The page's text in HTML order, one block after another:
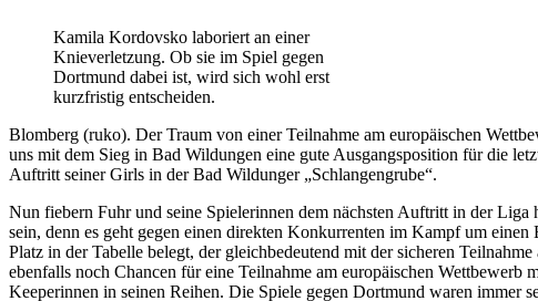
Kamila Kordovsko laboriert an einer
Knieverletzung. Ob sie im Spiel gegen
Dortmund dabei ist, wird sich wohl erst
kurzfristig entscheiden.
Blomberg (ruko). Der Traum von einer Teilnahme am europäischen
uns mit dem Sieg in Bad Wildungen eine gute Ausgangsposition für die
Auftritt seiner Girls in der Bad Wildunger „Schlangengrube“.
Nun fiebern Fuhr und seine Spielerinnen dem nächsten Auftritt in der
sein, denn es geht gegen einen direkten Konkurrenten im Kampf um
Platz in der Tabelle belegt, der gleichbedeutend mit der sicheren
ebenfalls noch Chancen für eine Teilnahme am europäischen
Keeperinnen in seinen Reihen. Die Spiele gegen Dortmund waren immer